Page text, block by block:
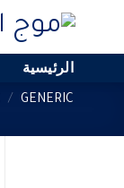
content
الرئيسية
/ GENERIC